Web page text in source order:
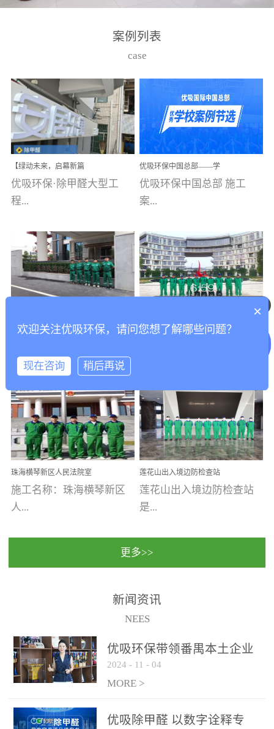
高技能的团队。汇聚了众
取得了多项产品技术专利
和多项国家版权局著作
权，获得高新技术企业称
号。生产优势自主生产自
给自足，优吸公司于2015
在广州番禺区成功建立产
品线生产基地，工厂拥有
自动化生产设备和成熟的
选择源头源材料、严控产
品质量，我们每一批的生
产产品都经过严格的质检
程序；生产车间为优吸总
部和全国分支机构生产光
触媒、净醛王、祛味剂等
求。资质优势团队优势分
支优势优吸环保是一棵正
茁壮成长的树，只要我们
人人都爱护她、珍惜她、
她将越来越枝繁叶茂，终
将会成为一棵参天大树！
优吸环保截止2020年拥有
全国600家网点分支机构。
案例列表
case
【绿动未来，启幕新篇
章】优吸环保中标深圳安
居乐寓，超大型工装室内
空气治理项目顺利启航，
优吸环保·除甲醛大型工
程...
案例【深圳安居乐寓】室
内空气治理项目深圳安居
乐寓 深圳市安居乐寓
优吸环保中国总部——学
校施工案例(节选)
优吸环保中国总部 施工
案...
例(学校工装节选)广州南沙
小学(珠江湾校区)项目地
址：广州市南沙区海滨路
禾...
标杆——优吸环保·标杆之
优吸环保·除甲醛工程案
例...
【东莞美豪雅致酒店】室
内空气治理项目东莞美豪
雅致酒店 东莞美豪雅
致酒店是为中高端人士...
甲醛项目圆满完成
工程案例名称：香港科技
学广州校区室内空气治
理 工程案例地址：广
州南沙区·香港科技大学(广
州)校区 工程案...
珠海横琴新区人民法院室
内除甲醛空气治理项目
施工名称：珠海横琴新区
人...
民法院室内除甲醛空气治
保施工日期：2020年1月珠
莲花山出入境边防检查站
室内除甲醛空气治理项目
莲花山出入境边防检查站
是...
国家通过设在对外开放口
（及各出入境边防检查
更多>>
新闻资讯
NEES
优吸环保带领番禺本​土企业
勇敢破局向“新”
2024 - 11 - 04
MORE >
优吸除甲醛 以数字诠释专
×
欢迎关注优吸环保，请问您想了解哪些问题？
现在咨询 稍后再说